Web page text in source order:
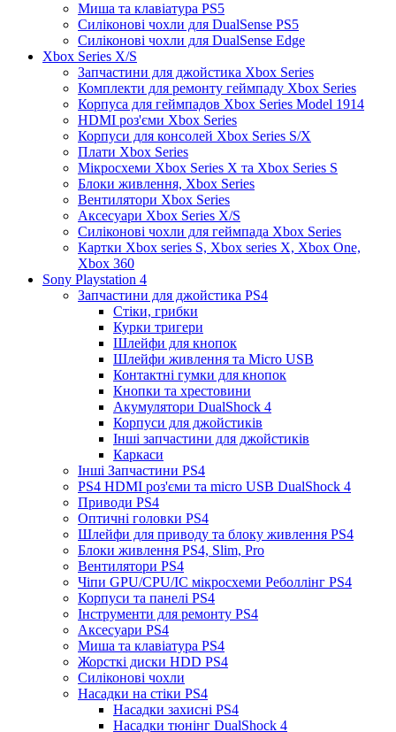
Миша та клавіатура PS5
Силіконові чохли для DualSense PS5
Силіконові чохли для DualSense Edge
Xbox Series X/S
Запчастини для джойстика Xbox Series
Комплекти для ремонту геймпаду Xbox Series
Корпуса для геймпадов Xbox Series Model 1914
HDMI роз'єми Xbox Series
Корпуси для консолей Xbox Series S/X
Плати Xbox Series
Мікросхеми Xbox Series X та Xbox Series S
Блоки живлення, Xbox Series
Вентилятори Xbox Series
Аксесуари Xbox Series X/S
Силіконові чохли для геймпада Xbox Series
Картки Xbox series S, Xbox series X, Xbox One,
Xbox 360
Sony Playstation 4
Запчастини для джойстика PS4
Стіки, грибки
Курки тригери
Шлейфи для кнопок
Шлейфи живлення та Micro USB
Контактні гумки для кнопок
Кнопки та хрестовини
Акумулятори DualShock 4
Корпуси для джойстиків
Інші запчастини для джойстиків
Каркаси
Інші Запчастини PS4
PS4 HDMI роз'єми та micro USB DualShock 4
Приводи PS4
Оптичні головки PS4
Шлейфи для приводу та блоку живлення PS4
Блоки живлення PS4, Slim, Pro
Вентилятори PS4
Чіпи GPU/CPU/IC мікросхеми Реболлінг PS4
Корпуси та панелі PS4
Інструменти для ремонту PS4
Аксесуари PS4
Миша та клавіатура PS4
Жорсткі диски HDD PS4
Силіконові чохли
Насадки на стіки PS4
Насадки захисні PS4
Насадки тюнінг DualShock 4